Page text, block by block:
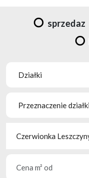
sprzedaz